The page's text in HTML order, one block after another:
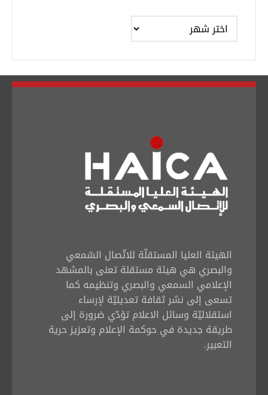
الأرشيف
الهيئة العليا المستقلّة للاتّصال السّمعي
والبصري هي هيئة مستقلة تعنى بالمشهد
الإعلامي السمعي والبصري وتنظيمه كما
تسعى إلى نشر ثقافة تعديليّة لإرساء
استقلاليّة وسائل الاعلام تؤدّي ضرورة إلى
طريقة جديدة في حوكمة الإعلام وتعزيز حرية
التعبير.